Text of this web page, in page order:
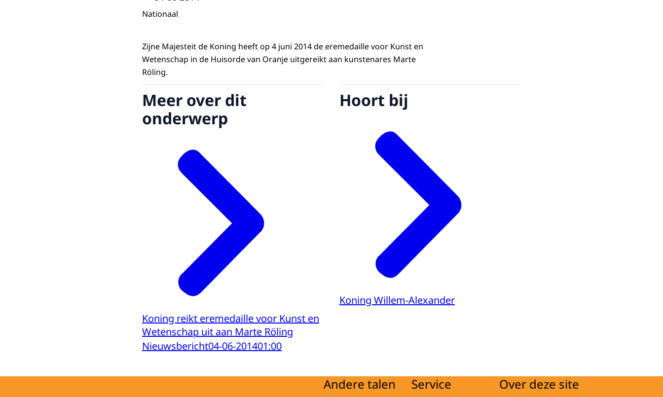
Nationaal
Zijne Majesteit de Koning heeft op 4 juni 2014 de eremedaille voor Kunst en
Wetenschap in de Huisorde van Oranje uitgereikt aan kunstenares Marte
Röling.
Meer over dit
onderwerp
Koning reikt eremedaille voor Kunst en
Wetenschap uit aan Marte Röling
Nieuwsbericht04-06-201401:00
Hoort bij
Koning Willem-Alexander
Andere talen Service Over deze site